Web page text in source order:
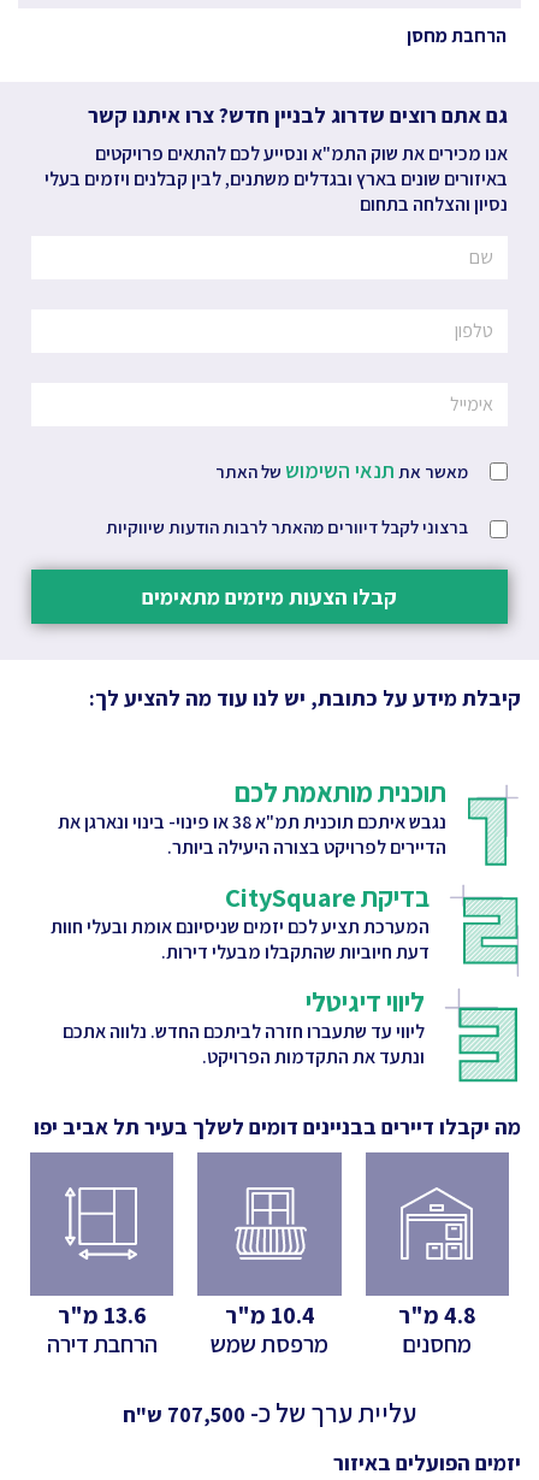
הרחבת מחסן
גם אתם רוצים שדרוג לבניין חדש? צרו איתנו קשר
אנו מכירים את שוק התמ"א ונסייע לכם להתאים פרויקטים
באיזורים שונים בארץ ובגדלים משתנים, לבין קבלנים ויזמים בעלי
נסיון והצלחה בתחום
מאשר את תנאי השימוש של האתר
ברצוני לקבל דיוורים מהאתר לרבות הודעות שיווקיות
קבלו הצעות מיזמים מתאימים
קיבלת מידע על כתובת, יש לנו עוד מה להציע לך:
תוכנית מותאמת לכם
נגבש איתכם תוכנית תמ"א 38 או פינוי- בינוי ונארגן את
הדיירים לפרויקט בצורה היעילה ביותר.
בדיקת CitySquare
המערכת תציע לכם יזמים שניסיונם אומת ובעלי חוות
דעת חיוביות שהתקבלו מבעלי דירות.
ליווי דיגיטלי
ליווי עד שתעברו חזרה לביתכם החדש. נלווה אתכם
ונתעד את התקדמות הפרויקט.
מה יקבלו דיירים בבניינים דומים לשלך בעיר תל אביב יפו
4.8מ"ר
מחסנים
10.4 מ"ר
מרפסת שמש
13.6 מ"ר
הרחבת דירה
עליית ערך של כ-
ש"ח
יזמים הפועלים באיזור